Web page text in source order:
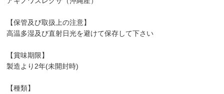
【保管及び取扱上の注意】
高温多湿及び直射日光を避けて保存して下さい
【賞味期限】
製造より2年(未開封時)
【種類】